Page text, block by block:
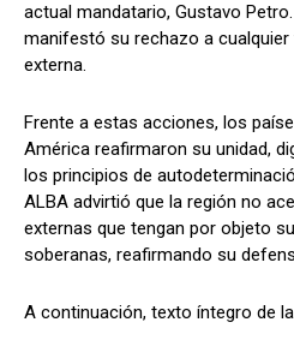
actual mandatario, Gustavo
manifestó su rechazo a
externa.
Frente a estas acciones, los
América reafirmaron su unidad,
los principios de
ALBA advirtió que la región no
externas que tengan por objeto
soberanas, reafirmando su
A continuación, texto íntegro de